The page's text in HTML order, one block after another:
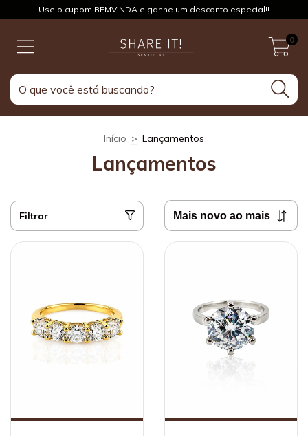
Use o cupom BEMVINDA e ganhe um desconto especial!!
0
Início > Lançamentos
Lançamentos
Filtrar